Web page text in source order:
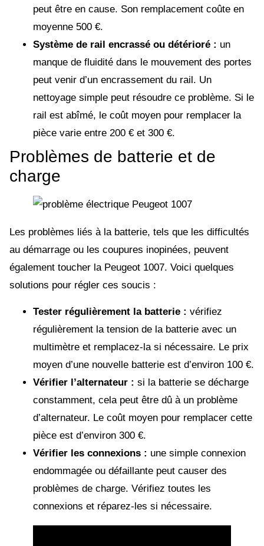
peut être en cause. Son remplacement coûte en
moyenne 500 €.
Système de rail encrassé ou détérioré : un
manque de fluidité dans le mouvement des portes
peut venir d’un encrassement du rail. Un
nettoyage simple peut résoudre ce problème. Si le
rail est abîmé, le coût moyen pour remplacer la
pièce varie entre 200 € et 300 €.
Problèmes de batterie et de
charge
Les problèmes liés à la batterie, tels que les difficultés
au démarrage ou les coupures inopinées, peuvent
également toucher la Peugeot 1007. Voici quelques
solutions pour régler ces soucis :
Tester régulièrement la batterie : vérifiez
régulièrement la tension de la batterie avec un
multimètre et remplacez-la si nécessaire. Le prix
moyen d’une nouvelle batterie est d’environ 100 €.
Vérifier l’alternateur : si la batterie se décharge
constamment, cela peut être dû à un problème
d’alternateur. Le coût moyen pour remplacer cette
pièce est d’environ 300 €.
Vérifier les connexions : une simple connexion
endommagée ou défaillante peut causer des
problèmes de charge. Vérifiez toutes les
connexions et réparez-les si nécessaire.